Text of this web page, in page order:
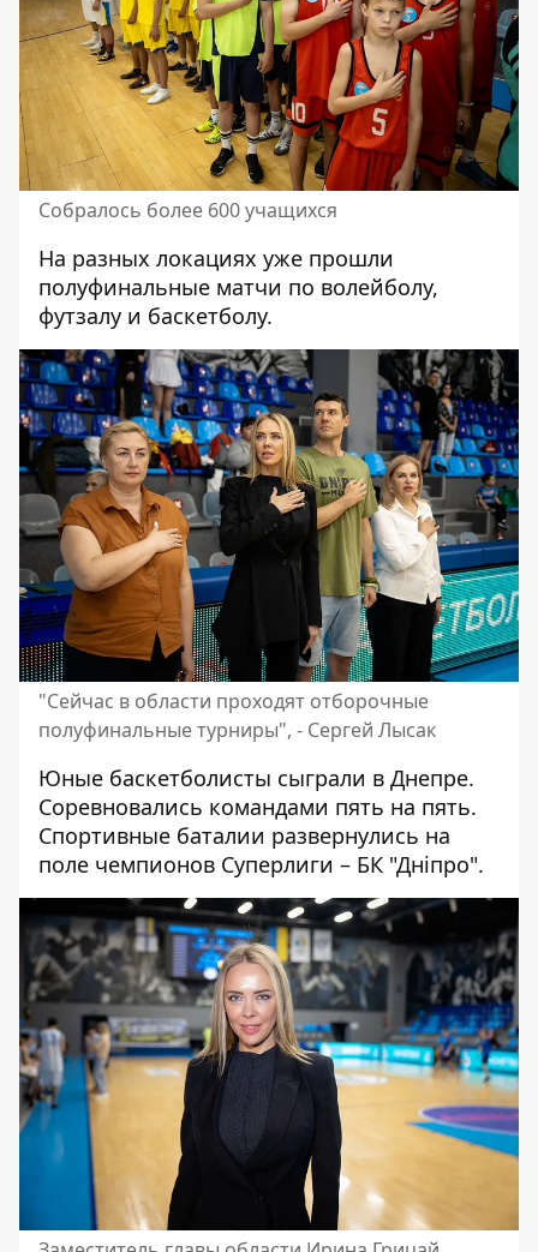
Собралось более 600 учащихся
На разных локациях уже прошли
полуфинальные матчи по волейболу,
футзалу и баскетболу.
"Сейчас в области проходят отборочные
полуфинальные турниры", - Сергей Лысак
Юные баскетболисты сыграли в Днепре.
Соревновались командами пять на пять.
Спортивные баталии развернулись на
поле чемпионов Суперлиги – БК "Дніпро".